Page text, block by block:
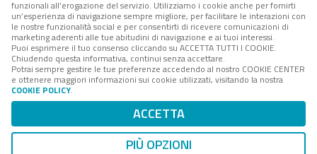
Reg. n. 182 del 2 maggio 2008 - Direttore resp. Michela
Stentella
FPA s.r.l. è società soggetta a Direzione e
Coordinamento da parte di Digital360 S.p.A. - FPA s.r.l.
è un'azienda certificata per il sistema di management
Codice Fiscale/Partita IVA n. 10693191008 - R.E.A. Roma
n. 1249791. ISP AWS
Mappa del sito
funzionali all’erogazione del servizio. Utilizziamo i cookie anche per fornirti
un’esperienza di navigazione sempre migliore, per facilitare le interazioni con
le nostre funzionalità social e per consentirti di ricevere comunicazioni di
marketing aderenti alle tue abitudini di navigazione e ai tuoi interessi.
Puoi esprimere il tuo consenso cliccando su ACCETTA TUTTI I COOKIE.
Chiudendo questa informativa, continui senza accettare.
Potrai sempre gestire le tue preferenze accedendo al nostro COOKIE CENTER
e ottenere maggiori informazioni sui cookie utilizzati, visitando la nostra
COOKIE POLICY.
ACCETTA
PIÙ OPZIONI